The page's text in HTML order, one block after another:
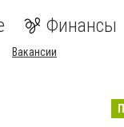
Финансы
Вакансии